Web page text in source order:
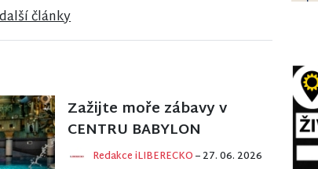
články
Zažijte moře zábavy v
CENTRU BABYLON
Redakce iLIBERECKO– 27. 06. 2026